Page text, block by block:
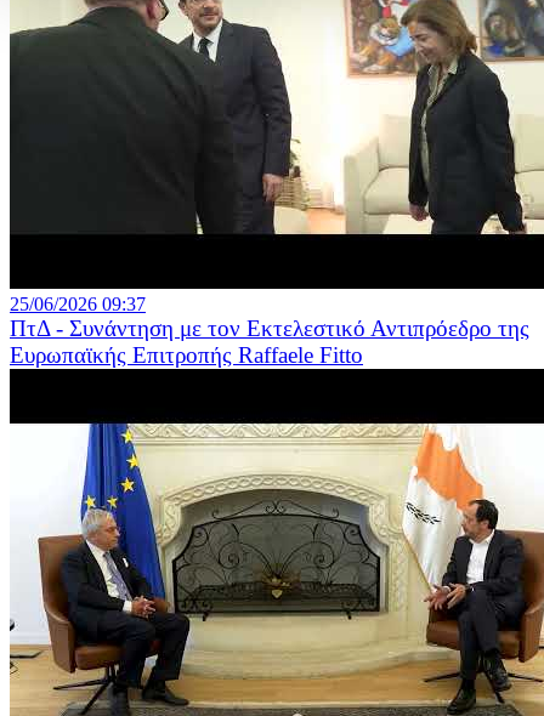
25/06/2026 09:37
ΠτΔ - Συνάντηση με τον Εκτελεστικό Αντιπρόεδρο της
Ευρωπαϊκής Επιτροπής Raffaele Fitto